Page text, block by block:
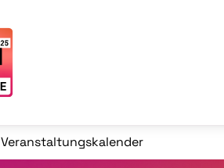
Veranstaltungskalender